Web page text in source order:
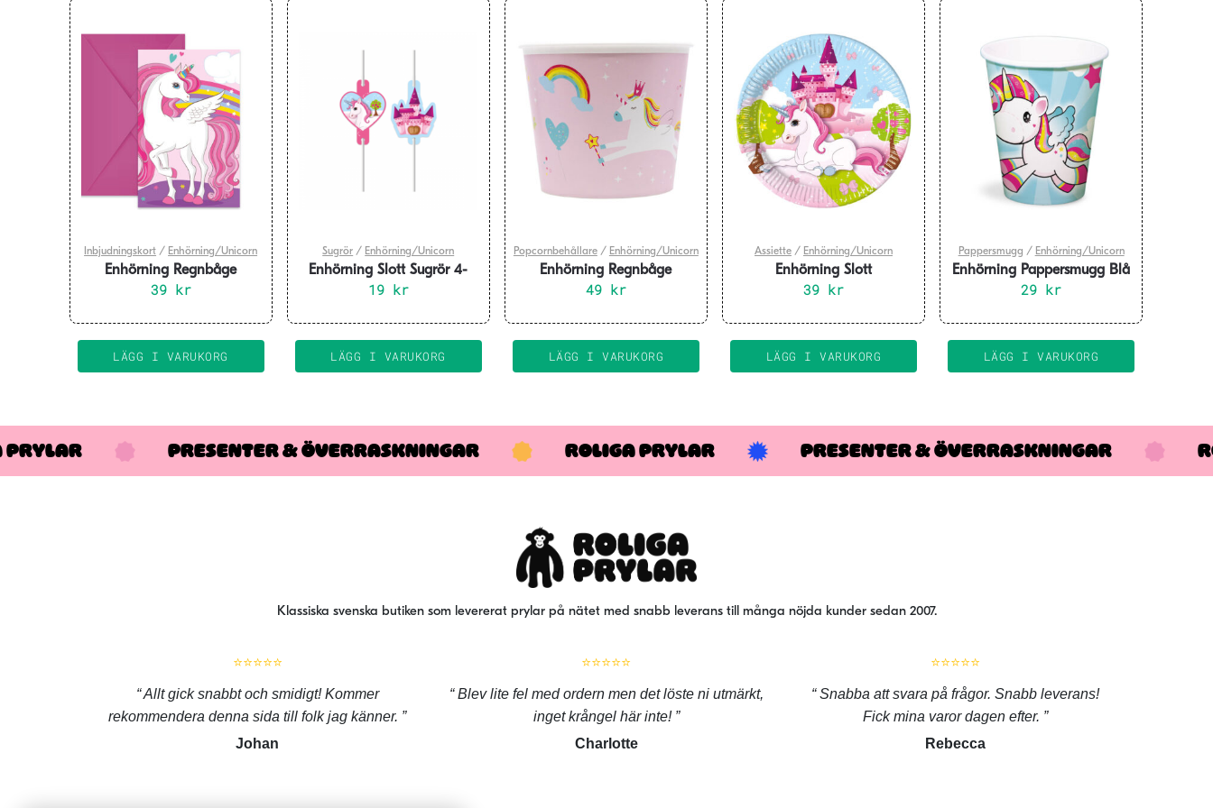
Inbjudningskort / Enhörning/Unicorn
Enhörning Regnbåge
Inbjudningskort 6-pack
39 kr
LÄGG I VARUKORG
Sugrör / Enhörning/Unicorn
Enhörning Slott Sugrör 4-
pack
19 kr
LÄGG I VARUKORG
Popcornbehållare/ Enhörning/Unicorn
Enhörning Regnbåge
Popcornbehållare
49 kr
LÄGG I VARUKORG
Assiette / Enhörning/Unicorn
Enhörning Slott
Pappersassietter 20 cm 8-
39 kr
LÄGG I VARUKORG
Pappersmugg / Enhörning/Unicorn
Enhörning Pappersmugg Blå
8-pack
29 kr
LÄGG I VARUKORG
PRYLAR PRESENTER & ÖVERRASKNINGAR ROLIGA PRYLAR PRESENTER & ÖVERRASKNINGAR
Klassiska svenska butiken som levererat prylar på nätet med snabb leverans till många nöjda kunder sedan 2007.
⭐⭐⭐⭐⭐
Allt gick snabbt och smidigt! Kommer
rekommendera denna sida till folk jag känner.
Johan
⭐⭐⭐⭐⭐
Blev lite fel med ordern men det löste ni utmärkt,
inget krångel här inte!
Charlotte
⭐⭐⭐⭐⭐
Snabba att svara på frågor. Snabb leverans!
Fick mina varor dagen efter.
Rebecca